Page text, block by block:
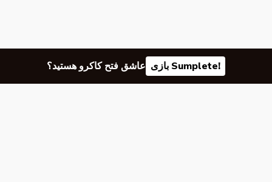
عاشق فتح کاکرو هستید؟ بازی Sumplete!